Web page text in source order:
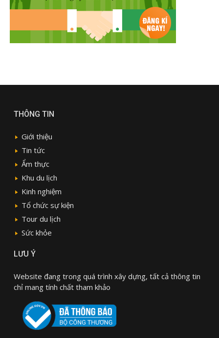
THÔNG TIN
Giới thiệu
Tin tức
Ẩm thực
Khu du lịch
Kinh nghiệm
Tổ chức sự kiện
Tour du lịch
Sức khỏe
LƯU Ý
Website đang trong quá trình xây dựng, tất cả thông tin
chỉ mang tính chất tham khảo